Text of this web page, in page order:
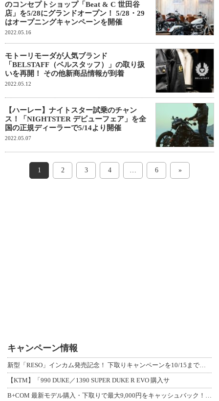
のコンセプトショップ「Beat & C 世田谷
店」を5/28にグランドオープン！ 5/28・29
はオープニングキャンペーンを開催
2022.05.16
モトーリモーダが人気ブランド
「BELSTAFF（ベルスタッフ）」の取り扱
いを再開！ その他新商品情報が到着
2022.05.12
【ハーレー】ナイトスター試乗のチャン
ス！「NIGHTSTER デビューフェア」を全
国の正規ディーラーで5/14より開催
2022.05.07
1 2 3 4 … 6 »
キャンペーン情報
新型「RESO」インカム発売記念！ 下取りキャンペーンを10/15まで延長して開
【KTM】「990 DUKE／1390 SUPER DUKE R EVO 購入サ
B+COM 最新モデル購入・下取りで最大9,000円をキャッシュバック！「B+F